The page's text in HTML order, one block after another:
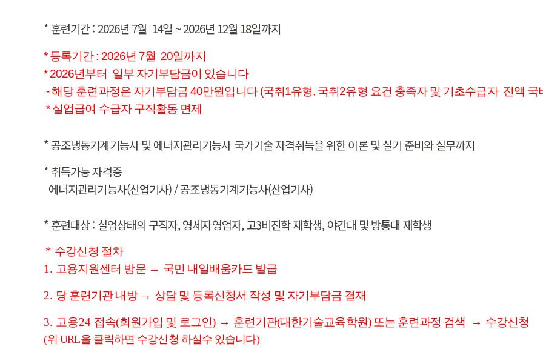
* 훈련기간 : 2026년 7월 14일 ~ 2026년 12월 18일까지
* 등록기간 : 2026년 7월 20일까지
* 2026년부터 일부 자기부담금이 있습니다
- 해당 훈련과정은 자기부담금 40만원입니다 (국취1유형, 국취2유형 요건 충족자 및 기초수급자 전액 국
* 실업급여 수급자 구직활동 면제
* 공조냉동기계기능사 및 에너지관리기능사 국가기술 자격취득을 위한 이론 및 실기 준비와 실무까지
* 취득가능 자격증
에너지관리기능사(산업기사) / 공조냉동기계기능사(산업기사)
* 훈련대상 : 실업상태의 구직자, 영세자영업자, 고3비진학 재학생, 야간대 및 방통대 재학생
* 수강신청 절차
1. 고용지원센터 방문 → 국민 내일배움카드 발급
2. 당 훈련기관 내방 → 상담 및 등록신청서 작성 및 자기부담금 결재
3. 고용24 접속(회원가입 및 로그인) → 훈련기관(대한기술교육학원) 또는 훈련과정 검색 → 수강신청
(위 URL을 클릭하면 수강신청 하실수 있습니다)